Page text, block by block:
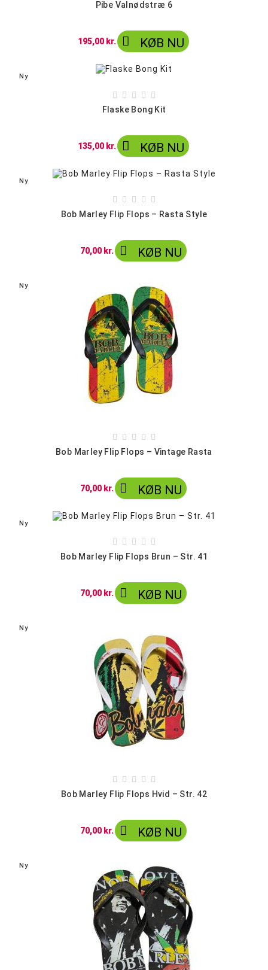
Pibe Valnødstræ 6
195,00 kr.  KØB NU
Ny
    
Flaske Bong Kit
135,00 kr.  KØB NU
Ny
    
Bob Marley Flip Flops – Rasta Style
70,00 kr.  KØB NU
Ny
    
Bob Marley Flip Flops – Vintage Rasta
70,00 kr.  KØB NU
Ny
    
Bob Marley Flip Flops Brun – Str. 41
70,00 kr.  KØB NU
Ny
    
Bob Marley Flip Flops Hvid – Str. 42
70,00 kr.  KØB NU
Ny